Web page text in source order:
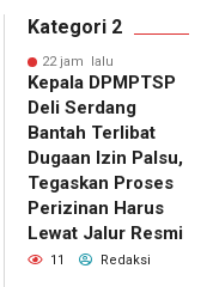
Kategori 2
22 jam lalu
Kepala DPMPTSP
Deli Serdang
Bantah Terlibat
Dugaan Izin Palsu,
Tegaskan Proses
Perizinan Harus
Lewat Jalur Resmi
11 Redaksi